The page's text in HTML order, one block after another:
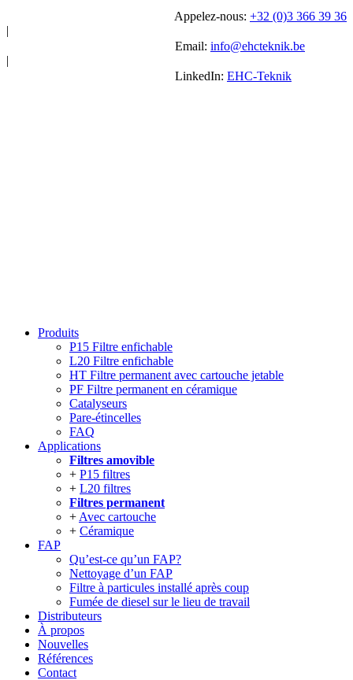
Appelez-nous: +32 (0)3 366 39 36
|
Email: info@ehcteknik.be
|
LinkedIn: EHC-Teknik
Produits
P15 Filtre enfichable
L20 Filtre enfichable
HT Filtre permanent avec cartouche jetable
PF Filtre permanent en céramique
Catalyseurs
Pare-étincelles
FAQ
Applications
Filtres amovible
P15 filtres
L20 filtres
Filtres permanent
Avec cartouche
Céramique
FAP
Qu’est-ce qu’un FAP?
Nettoyage d’un FAP
Filtre à particules installé après coup
Fumée de diesel sur le lieu de travail
Distributeurs
À propos
Nouvelles
Références
Contact